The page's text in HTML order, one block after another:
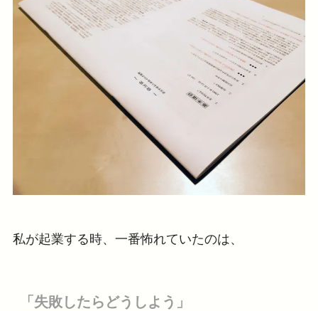
私が起業する時、一番怖れていたのは、
「失敗したらどうしよう」